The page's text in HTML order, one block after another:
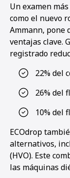
Un examen
como el nuevo
Ammann, pone
ventajas clave.
registrado
22% del
26% del
10% del
ECOdrop
alternativos,
(HVO). Este
las máquinas